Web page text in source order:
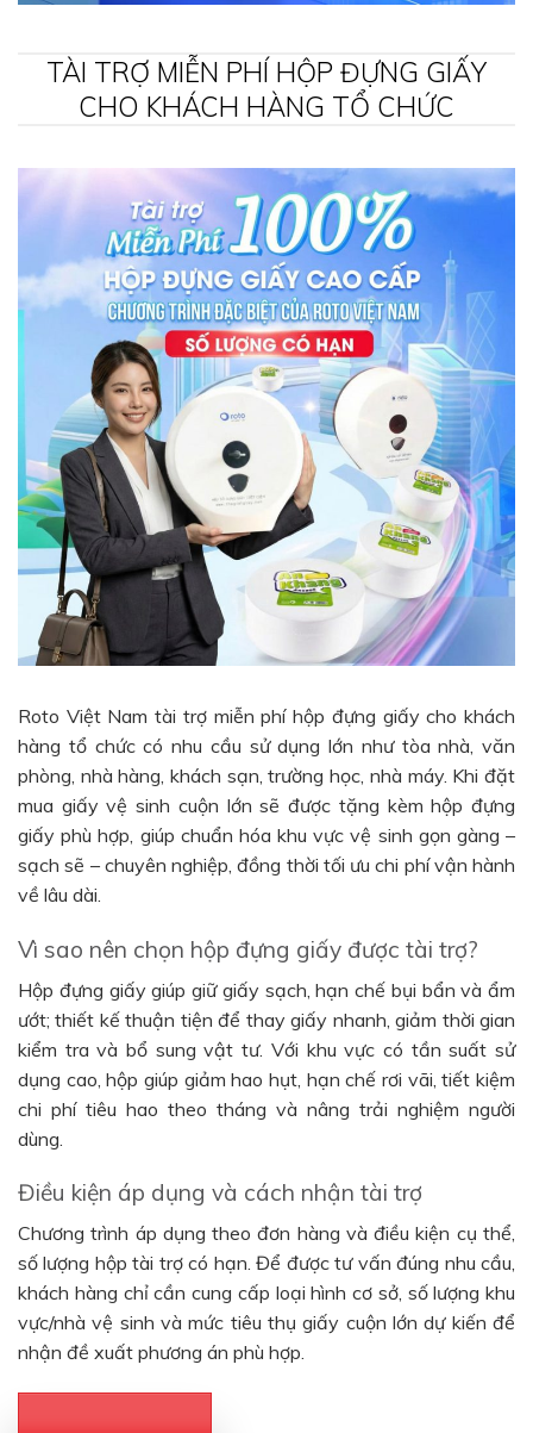
TÀI TRỢ MIỄN PHÍ HỘP ĐỰNG GIẤY
CHO KHÁCH HÀNG TỔ CHỨC
Roto Việt Nam tài trợ miễn phí hộp đựng giấy cho khách
hàng tổ chức có nhu cầu sử dụng lớn như tòa nhà, văn
phòng, nhà hàng, khách sạn, trường học, nhà máy. Khi đặt
mua giấy vệ sinh cuộn lớn sẽ được tặng kèm hộp đựng
giấy phù hợp, giúp chuẩn hóa khu vực vệ sinh gọn gàng –
sạch sẽ – chuyên nghiệp, đồng thời tối ưu chi phí vận hành
về lâu dài.
Vì sao nên chọn hộp đựng giấy được tài trợ?
Hộp đựng giấy giúp giữ giấy sạch, hạn chế bụi bẩn và ẩm
ướt; thiết kế thuận tiện để thay giấy nhanh, giảm thời gian
kiểm tra và bổ sung vật tư. Với khu vực có tần suất sử
dụng cao, hộp giúp giảm hao hụt, hạn chế rơi vãi, tiết kiệm
chi phí tiêu hao theo tháng và nâng trải nghiệm người
dùng.
Điều kiện áp dụng và cách nhận tài trợ
Chương trình áp dụng theo đơn hàng và điều kiện cụ thể,
số lượng hộp tài trợ có hạn. Để được tư vấn đúng nhu cầu,
khách hàng chỉ cần cung cấp loại hình cơ sở, số lượng khu
vực/nhà vệ sinh và mức tiêu thụ giấy cuộn lớn dự kiến để
nhận đề xuất phương án phù hợp.